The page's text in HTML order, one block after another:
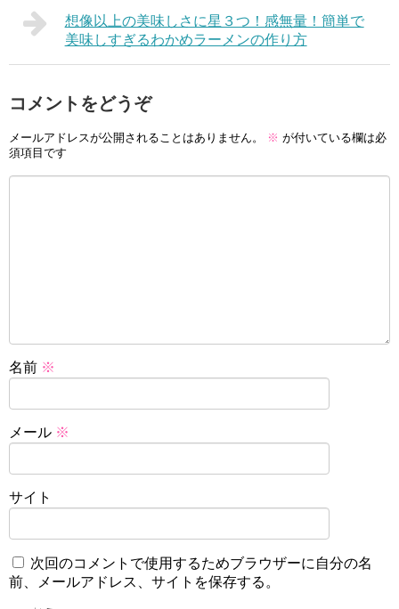
想像以上の美味しさに星３つ！感無量！簡単で
美味しすぎるわかめラーメンの作り方
コメントをどうぞ
メールアドレスが公開されることはありません。 ※ が付いている欄は必
須項目です
名前 ※
メール ※
サイト
次回のコメントで使用するためブラウザーに自分の名
前、メールアドレス、サイトを保存する。